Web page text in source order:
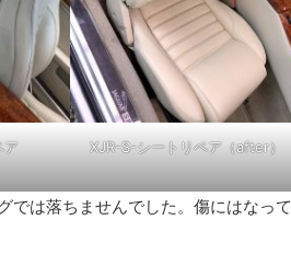
ア
XJR-S-シートリペア（after）
では落ちませんでした。傷にはなって